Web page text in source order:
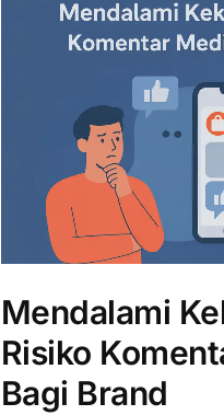
Mendalami
Risiko
Bagi Brand